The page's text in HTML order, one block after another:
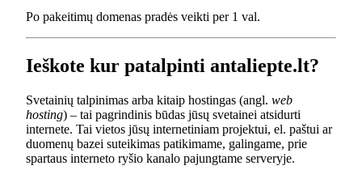
Po pakeitimų domenas pradės veikti per 1 val.
Ieškote kur patalpinti antaliepte.lt?
Svetainių talpinimas arba kitaip hostingas (angl. web
hosting) – tai pagrindinis būdas jūsų svetainei atsidurti
internete. Tai vietos jūsų internetiniam projektui, el. paštui ar
duomenų bazei suteikimas patikimame, galingame, prie
spartaus interneto ryšio kanalo pajungtame serveryje.